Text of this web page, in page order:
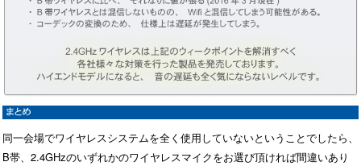
同一会場でワイヤレスシステムを全く使用していないということでしたら、
B帯、2.4GHzのいずれかのワイヤレスマイクをお選び頂ければ間違いあり